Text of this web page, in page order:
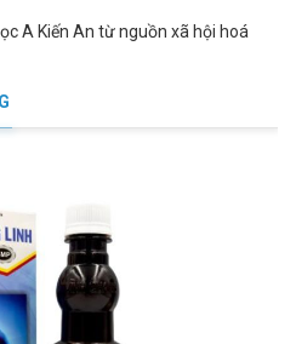
A Kiến An từ nguồn xã hội hoá